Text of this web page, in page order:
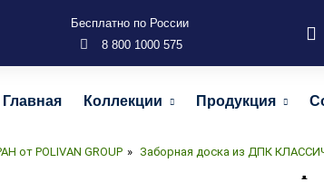
Бесплатно по России
8 800 1000 575
Главная Коллекции Продукция
POLIVAN GROUP » Заборная доска из ДПК